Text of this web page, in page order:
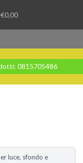
€0,00
0815705486
luce, sfondo e